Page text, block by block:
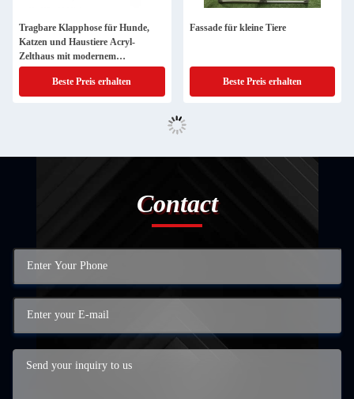
Tragbare Klapphose für Hunde,
Katzen und Haustiere Acryl-
Zelthaus mit modernem
Schließknopf
Beste Preis erhalten
Fassade für kleine Tiere
Beste Preis erhalten
Contact